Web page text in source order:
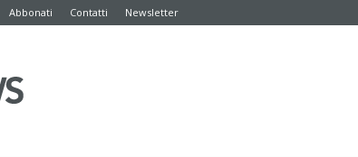
Abbonati Contatti Newsletter